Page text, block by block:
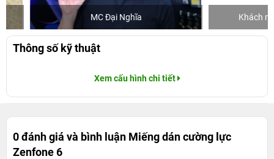
MC Đại Nghĩa Khách mua
Thông số kỹ thuật
Xem cấu hình chi tiết
0 đánh giá và bình luận Miếng dán cường lực
Zenfone 6